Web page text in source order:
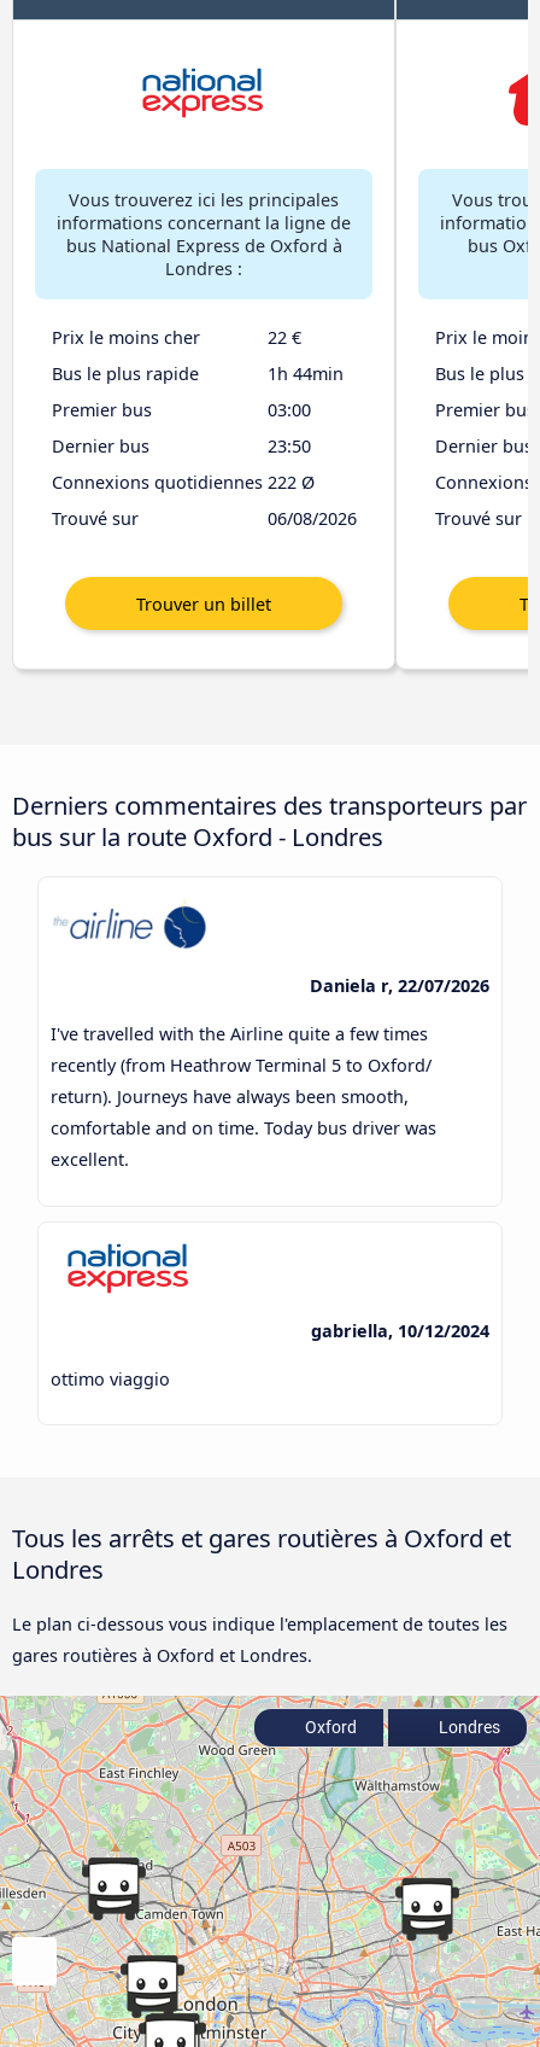
Vous trouverez ici les principales
informations concernant la ligne de
bus National Express de Oxford à
Londres :
Prix le moins cher
22 €
Bus le plus rapide
1h 44min
Premier bus
03:00
Dernier bus
23:50
Connexions quotidiennes 222 Ø
Trouvé sur
06/08/2026
Vous
bus
Prix le
Bus le plus
Premier bus
Dernier bus
Trouvé sur
Derniers commentaires des transporteurs par
bus sur la route Oxford - Londres
Daniela r, 22/07/2026
I've travelled with the Airline quite a few times
recently (from Heathrow Terminal 5 to Oxford/
return). Journeys have always been smooth,
comfortable and on time. Today bus driver was
excellent.
gabriella, 10/12/2024
ottimo viaggio
Tous les arrêts et gares routières à Oxford et
Londres
Le plan ci-dessous vous indique l'emplacement de toutes les
gares routières à Oxford et Londres.
Oxford Londres